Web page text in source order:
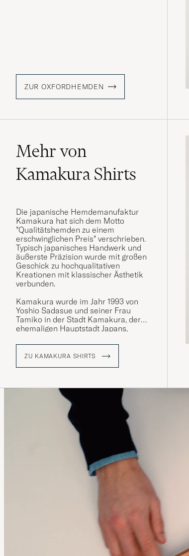
ZUR OXFORDHEMDEN
Mehr von
Kamakura Shirts
Die japanische Hemdemanufaktur
Kamakura hat sich dem Motto
”Qualitätshemden zu einem
erschwinglichen Preis” verschrieben.
Typisch japanisches Handwerk und
äußerste Präzision wurde mit großen
Geschick zu hochqualitativen
Kreationen mit klassischer Ästhetik
verbunden.
Kamakura wurde im Jahr 1993 von
Yoshio Sadasue und seiner Frau
Tamiko in der Stadt Kamakura, der
ehemaligen Hauptstadt Japans,
orientiert sich an der amerikanischen
Ivy-League-Mode der 60er Jahre.
ZU KAMAKURA SHIRTS